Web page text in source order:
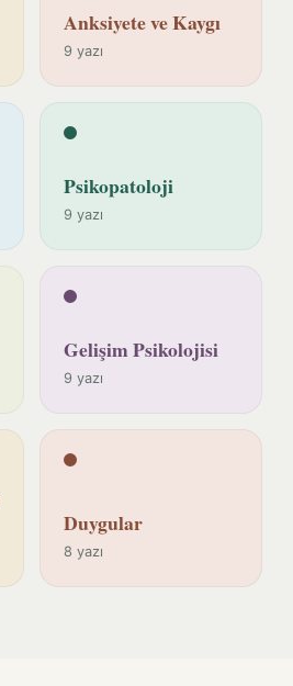
Anksiyete ve Kaygı
9 yazı
Psikopatoloji
9 yazı
Gelişim Psikolojisi
9 yazı
Duygular
8 yazı